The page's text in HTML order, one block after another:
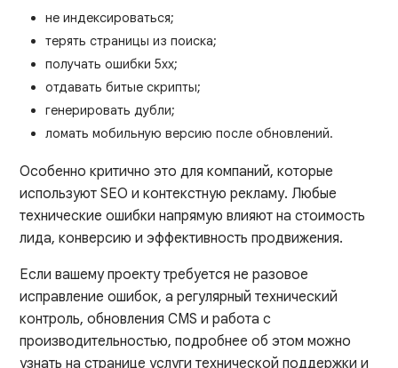
не индексироваться;
терять страницы из поиска;
получать ошибки 5xx;
отдавать битые скрипты;
генерировать дубли;
ломать мобильную версию после обновлений.
Особенно критично это для компаний, которые
используют SEO и контекстную рекламу. Любые
технические ошибки напрямую влияют на стоимость
лида, конверсию и эффективность продвижения.
Если вашему проекту требуется не разовое
исправление ошибок, а регулярный технический
контроль, обновления CMS и работа с
производительностью, подробнее об этом можно
узнать на странице услугитехнической поддержки и